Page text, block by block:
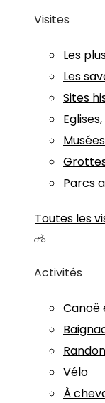
Visites
Les
Les
Sites
Parcs
Toutes les
Activités
Canoë
Vélo
À